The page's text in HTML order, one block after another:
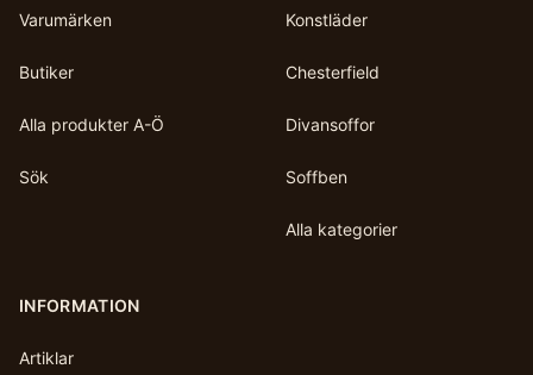
Varumärken
Butiker
Alla produkter A-Ö
Sök
Konstläder
Chesterfield
Divansoffor
Soffben
Alla kategorier
INFORMATION
Artiklar